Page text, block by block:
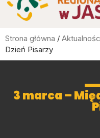
Strona główna /
Dzień Pisarzy
3 marca –